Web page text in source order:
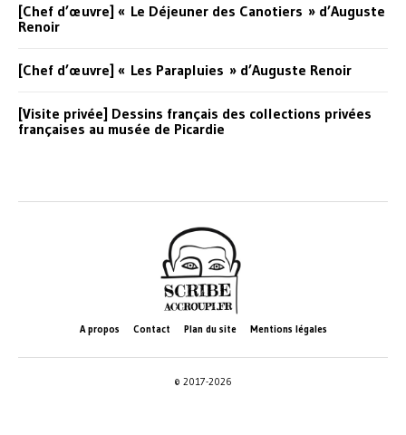
[Chef d’œuvre] « Le Déjeuner des Canotiers » d’Auguste
Renoir
[Chef d’œuvre] « Les Parapluies » d’Auguste Renoir
[Visite privée] Dessins français des collections privées
françaises au musée de Picardie
A propos Contact Plan du site Mentions légales
© 2017-2026